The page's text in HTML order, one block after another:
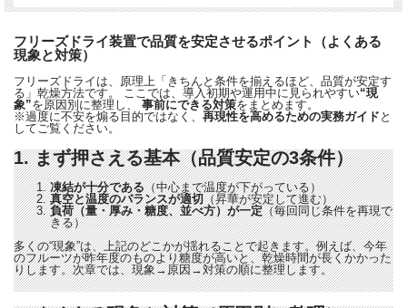
フリーズドライ装置で品質を安定させるポイント（よくある
現象と対策）
フリーズドライは、原理上「きちんと条件を揃えるほど、品質が安定す
る」乾燥方法です。 ここでは、導入初期や運用中に見られやすい“現
象”を原因別に整理し、 事前にできる対策をまとめます。
※過度に不安を煽る目的ではなく、 再現性を高めるための実務ガイド と
してご覧ください。
1. まず押さえる基本（品質安定の3条件）
凍結が十分である（中心まで温度が下がっている）
真空と温度のバランスが適切（昇華が安定して進む）
負荷（量・厚み・糖度、並べ方）が一定（毎回同じ条件を再現で
きる）
多くの“現象”は、上記のどこかが揺れることで起きます。例えば、今年
のフルーツが昨年度のものより糖度が高いと、乾燥時間が長くかかった
りします。次章では、現象→原因→対策の順に整理します。